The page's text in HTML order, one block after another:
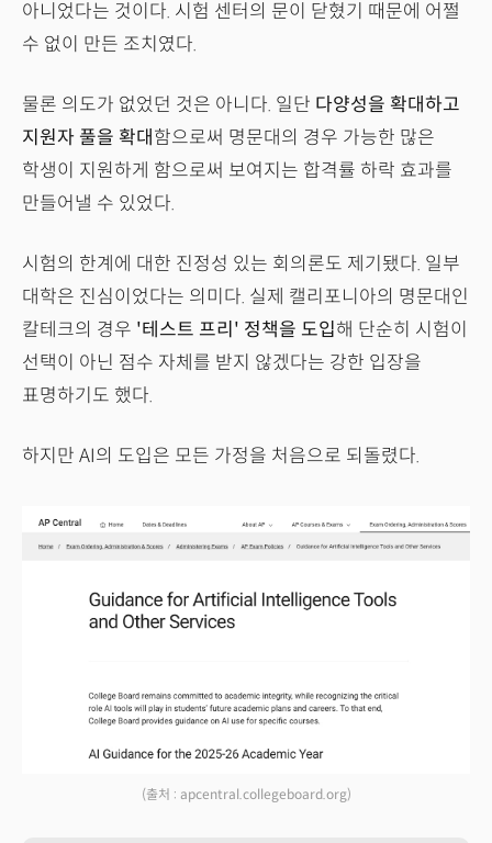
아니었다는 것이다. 시험 센터의 문이 닫혔기 때문에 어쩔
수 없이 만든 조치였다.
물론 의도가 없었던 것은 아니다. 일단 다양성을 확대하고
지원자 풀을 확대함으로써 명문대의 경우 가능한 많은
학생이 지원하게 함으로써 보여지는 합격률 하락 효과를
만들어낼 수 있었다.
시험의 한계에 대한 진정성 있는 회의론도 제기됐다. 일부
대학은 진심이었다는 의미다. 실제 캘리포니아의 명문대인
칼테크의 경우 '테스트 프리' 정책을 도입해 단순히 시험이
선택이 아닌 점수 자체를 받지 않겠다는 강한 입장을
표명하기도 했다.
하지만 AI의 도입은 모든 가정을 처음으로 되돌렸다.
(출처 : apcentral.collegeboard.org)